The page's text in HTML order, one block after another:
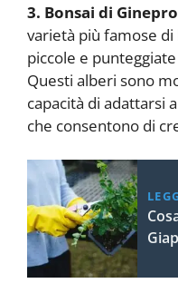
3. Bonsai di
varietà più famose di
piccole e
Questi alberi sono
capacità di adattarsi a
che consentono di